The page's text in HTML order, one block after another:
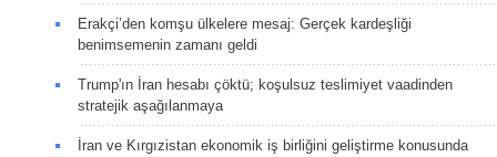
Erakçi’den komşu ülkelere mesaj: Gerçek kardeşliği
benimsemenin zamanı geldi
Trump'ın İran hesabı çöktü; koşulsuz teslimiyet vaadinden
stratejik aşağılanmaya
İran ve Kırgızistan ekonomik iş birliğini geliştirme konusunda